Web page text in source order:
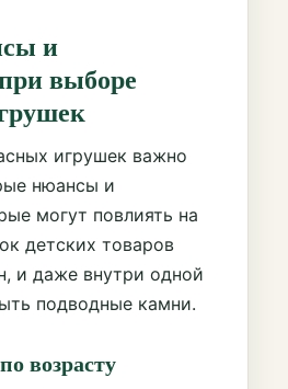
и
выборе
игрушек важно
нюансы и
могут повлиять на
детских товаров
и даже внутри одной
подводные камни.
возрасту